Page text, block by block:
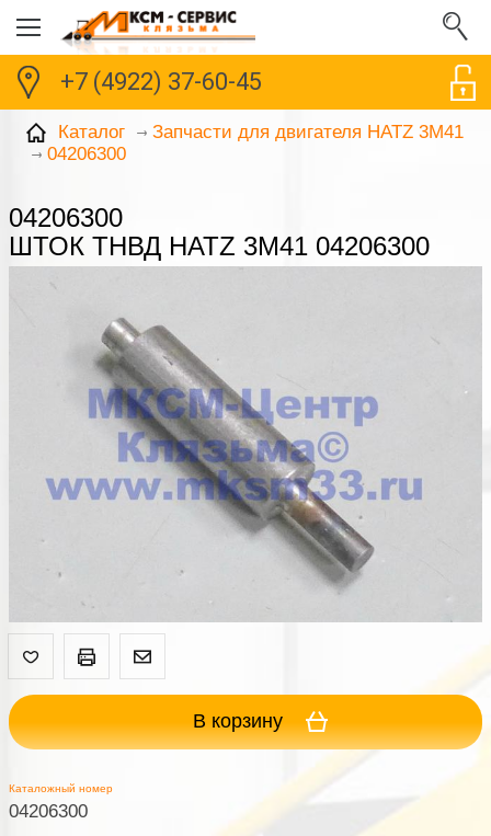
+7 (4922) 37-60-45
Каталог
Запчасти для двигателя HATZ 3M41
04206300
04206300
ШТОК ТНВД HATZ 3M41 04206300
В корзину
Каталожный номер
04206300